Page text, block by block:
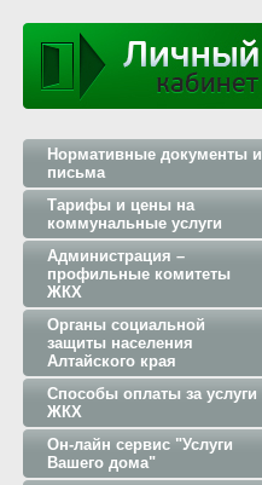
Нормативные документы и
письма
Тарифы и цены на
коммунальные услуги
Администрация –
профильные комитеты
ЖКХ
Органы социальной
защиты населения
Алтайского края
Способы оплаты за услуги
ЖКХ
Он-лайн сервис "Услуги
Вашего дома"